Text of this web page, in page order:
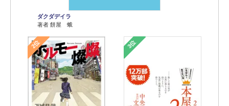
ダクダデイラ
著者 餅屋 蛾
2位 3位